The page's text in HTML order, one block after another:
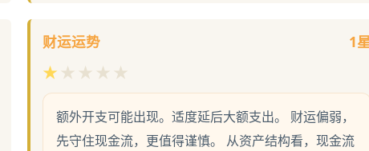
财运运势 1
★ ★ ★ ★ ★
额外开支可能出现。适度延后大额支出。 财运偏弱，
先守住现金流，更值得谨慎。 从资产结构看，现金流